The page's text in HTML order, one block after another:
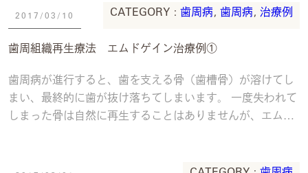
2017/03/10 CATEGORY : 歯周病 歯周病 治療例
歯周組織再生療法 エムドゲイン治療例①
歯周病が進行すると、歯を支える骨（歯槽骨）が溶けてし
まい、最終的に歯が抜け落ちてしまいます。 一度失われて
しまった骨は自然に再生することはありませんが、エムド